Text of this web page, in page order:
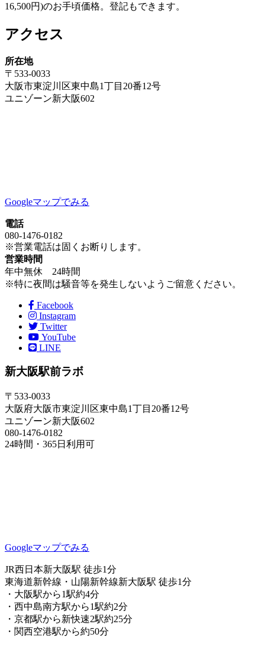
16,500円)のお手頃価格。登記もできます。
アクセス
所在地
〒533-0033
大阪市東淀川区東中島1丁目20番12号
ユニゾーン新大阪602
Googleマップでみる
電話
080-1476-0182
※営業電話は固くお断りします。
営業時間
年中無休 24時間
※特に夜間は騒音等を発生しないようご留意ください。
Facebook
Instagram
Twitter
YouTube
LINE
新大阪駅前ラボ
〒533-0033
大阪府大阪市東淀川区東中島1丁目20番12号
ユニゾーン新大阪602
080-1476-0182
24時間・365日利用可
Googleマップでみる
JR西日本新大阪駅 徒歩1分
東海道新幹線・山陽新幹線新大阪駅 徒歩1分
・大阪駅から1駅約4分
・西中島南方駅から1駅約2分
・京都駅から新快速2駅約25分
・関西空港駅から約50分